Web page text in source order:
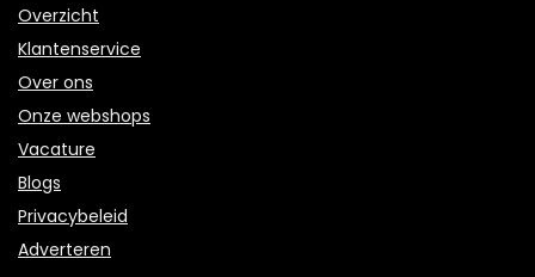
Overzicht
Klantenservice
Over ons
Onze webshops
Vacature
Blogs
Privacybeleid
Adverteren